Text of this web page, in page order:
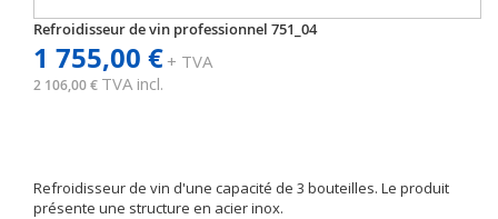
Refroidisseur de vin professionnel 751_04
1 755,00 €+ TVA
2 106,00 € TVA incl.
Refroidisseur de vin d'une capacité de 3 bouteilles. Le produit
présente une structure en acier inox.